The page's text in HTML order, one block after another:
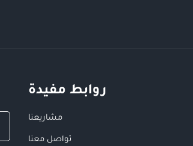
روابط مفيدة
مشاريعنا
تواصل معنا